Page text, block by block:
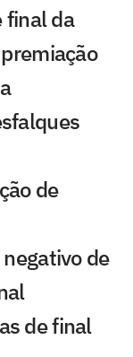
final da
de
de
de final